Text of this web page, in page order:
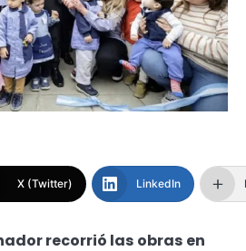
X (Twitter) LinkedIn
recorrió las obras en